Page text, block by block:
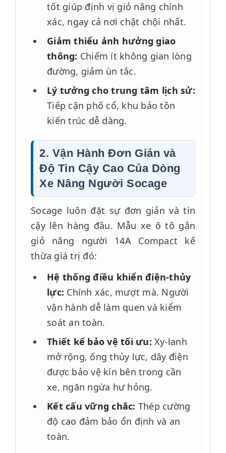
tốt giúp định vị giỏ nâng chính
xác, ngay cả nơi chật chội nhất.
Giảm thiểu ảnh hưởng giao
thông: Chiếm ít không gian lòng
đường, giảm ùn tắc.
Lý tưởng cho trung tâm lịch sử:
Tiếp cận phố cổ, khu bảo tồn
kiến trúc dễ dàng.
2. Vận Hành Đơn Giản và
Độ Tin Cậy Cao Của Dòng
Xe Nâng Người Socage
Socage luôn đặt sự đơn giản và tin
cậy lên hàng đầu. Mẫu xe ô tô gắn
giỏ nâng người 14A Compact kế
thừa giá trị đó:
Hệ thống điều khiển điện-thủy
lực: Chính xác, mượt mà. Người
vận hành dễ làm quen và kiểm
soát an toàn.
Thiết kế bảo vệ tối ưu: Xy-lanh
mở rộng, ống thủy lực, dây điện
được bảo vệ kín bên trong cần
xe, ngăn ngừa hư hỏng.
Kết cấu vững chắc: Thép cường
độ cao đảm bảo ổn định và an
toàn.